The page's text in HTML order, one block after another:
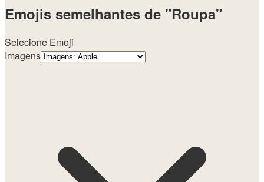
Emojis semelhantes de "Roupa"
Selecione Emoji
Imagens